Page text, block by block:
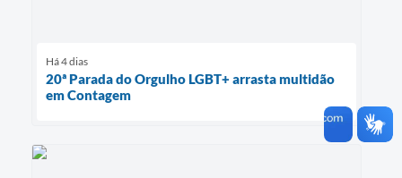
Há 4 dias
20ª Parada do Orgulho LGBT+ arrasta multidão
em Contagem